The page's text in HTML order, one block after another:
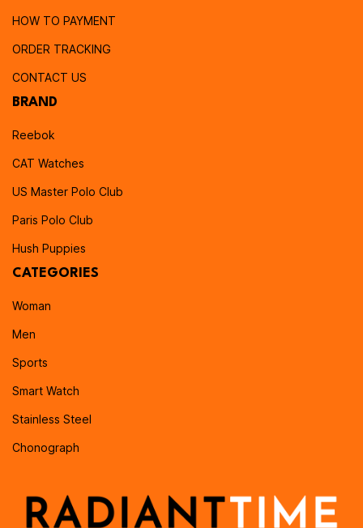
HOW TO PAYMENT
ORDER TRACKING
CONTACT US
BRAND
Reebok
CAT Watches
US Master Polo Club
Paris Polo Club
Hush Puppies
CATEGORIES
Woman
Men
Sports
Smart Watch
Stainless Steel
Chonograph